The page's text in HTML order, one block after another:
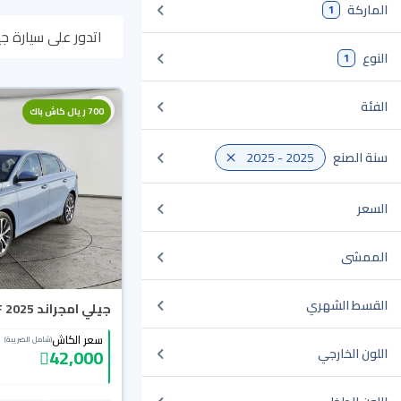
الماركة 1
النوع 1
الفئة
سنة الصنع 2025 - 2025
السعر
الممشى
القسط الشهري
اللون الخارجي
اتدور على سيارة جيلي امجراند 2025 مستعملة أو جديدة في السعودية؟ في موقع
وبتوصلك لين باب
700 ريال كاش باك
جيلي امجراند GF 2025
سعر الكاش(شامل الضريبة)
42,000